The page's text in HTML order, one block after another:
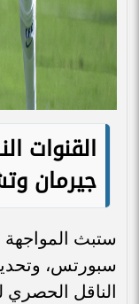
القنوات
جيرمان
ستبث
الناقل الحصري